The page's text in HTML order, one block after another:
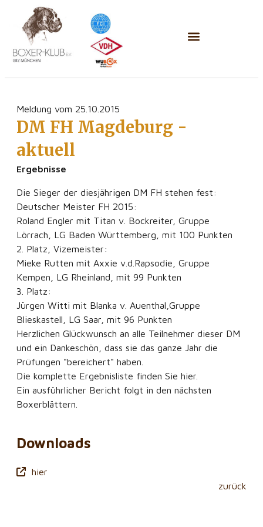
zurück
Meldung vom 25.10.2015
DM FH Magdeburg -
aktuell
Ergebnisse
Die Sieger der diesjährigen DM FH stehen fest:
Deutscher Meister FH 2015:
Roland Engler mit Titan v. Bockreiter, Gruppe
Lörrach, LG Baden Württemberg, mit 100 Punkten
2. Platz, Vizemeister:
Mieke Rutten mit Axxie v.d.Rapsodie, Gruppe
Kempen, LG Rheinland, mit 99 Punkten
3. Platz:
Jürgen Witti mit Blanka v. Auenthal,Gruppe
Blieskastell, LG Saar, mit 96 Punkten
Herzlichen Glückwunsch an alle Teilnehmer dieser DM
und ein Dankeschön, dass sie das ganze Jahr die
Prüfungen "bereichert" haben.
Die komplette Ergebnisliste finden Sie hier.
Ein ausführlicher Bericht folgt in den nächsten
Boxerblättern.
Downloads
hier